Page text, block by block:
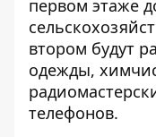
первом этаже
втором будут
одежды,
телефонов.